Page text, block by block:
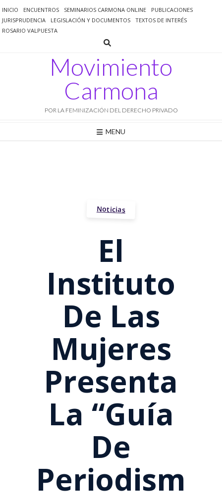
al
contenido
INICIO ENCUENTROS SEMINARIOS CARMONA ONLINE
PUBLICACIONES
JURISPRUDENCIA
LEGISLACIÓN Y DOCUMENTOS
TEXTOS DE INTERÉS
ROSARIO VALPUESTA
Movimiento
Carmona
POR LA FEMINIZACIÓN DEL DERECHO PRIVADO
MENU
Noticias
El
Instituto
De Las
Mujeres
Presenta
La “Guía
De
Periodism